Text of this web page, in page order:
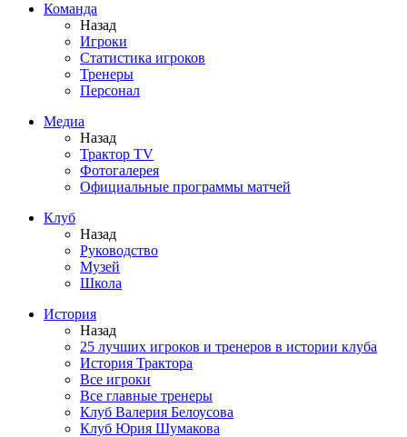
Команда
Назад
Игроки
Статистика игроков
Тренеры
Персонал
Медиа
Назад
Трактор TV
Фотогалерея
Официальные программы матчей
Клуб
Назад
Руководство
Музей
Школа
История
Назад
25 лучших игроков и тренеров в истории клуба
История Трактора
Все игроки
Все главные тренеры
Клуб Валерия Белоусова
Клуб Юрия Шумакова